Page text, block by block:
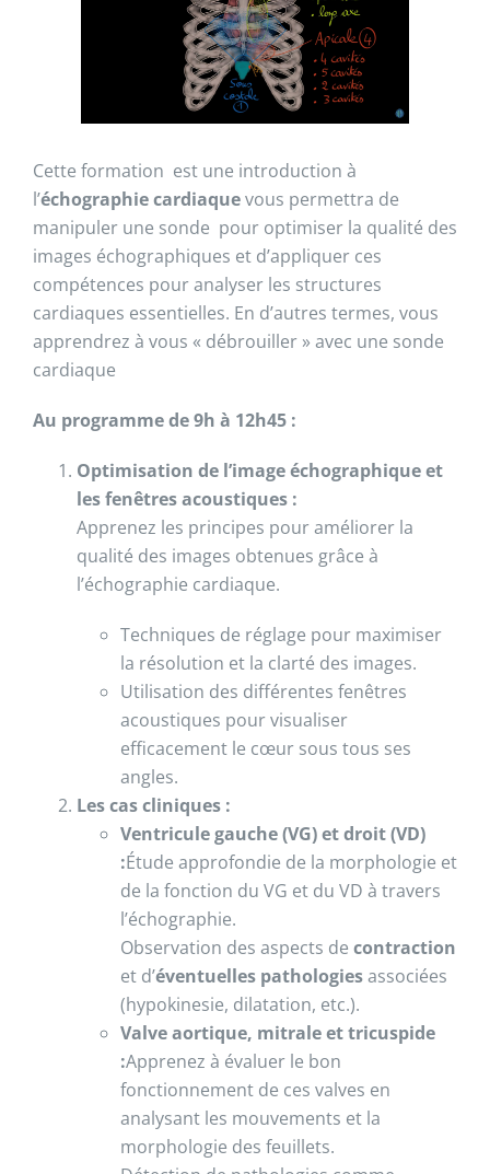
Cette formation est une introduction à
l’échographie cardiaquevous permettra de
manipuler une sonde pour optimiser la qualité des
images échographiques et d’appliquer ces
compétences pour analyser les structures
cardiaques essentielles. En d’autres termes, vous
apprendrez à vous « débrouiller » avec une sonde
cardiaque
Au programme de 9h à 12h45 :
Optimisation de l’image échographique et
les fenêtres acoustiques :
Apprenez les principes pour améliorer la
qualité des images obtenues grâce à
l’échographie cardiaque.
Techniques de réglage pour maximiser
la résolution et la clarté des images.
Utilisation des différentes fenêtres
acoustiques pour visualiser
efficacement le cœur sous tous ses
angles.
Les cas cliniques :
Ventricule gauche (VG) et droit (VD)
:Étude approfondie de la morphologie et
de la fonction du VG et du VD à travers
l’échographie.
Observation des aspects de contraction
et d’éventuelles pathologiesassociées
(hypokinesie, dilatation, etc.).
Valve aortique, mitrale et tricuspide
:Apprenez à évaluer le bon
fonctionnement de ces valves en
analysant les mouvements et la
morphologie des feuillets.